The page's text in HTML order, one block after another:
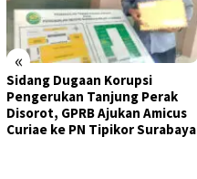
«
Sidang Dugaan Korupsi
Pengerukan Tanjung Perak
Disorot, GPRB Ajukan Amicus
Curiae ke PN Tipikor Surabaya